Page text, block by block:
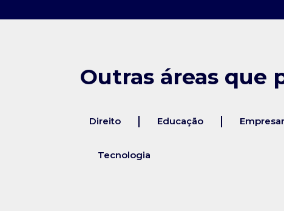
Outras áreas que
Direito Educação
Tecnologia